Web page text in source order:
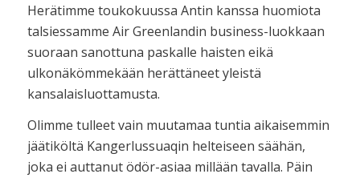
Herätimme toukokuussa Antin kanssa huomiota
talsiessamme Air Greenlandin business-luokkaan
suoraan sanottuna paskalle haisten eikä
ulkonäkömmekään herättäneet yleistä
kansalaisluottamusta.
Olimme tulleet vain muutamaa tuntia aikaisemmin
jäätiköltä Kangerlussuaqin helteiseen säähän,
joka ei auttanut ödör-asiaa millään tavalla. Päin